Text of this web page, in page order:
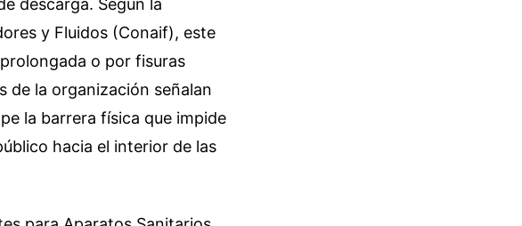
descarga. Según la
y Fluidos (Conaif), este
o por fisuras
de la organización señalan
la barrera física que impide
hacia el interior de las